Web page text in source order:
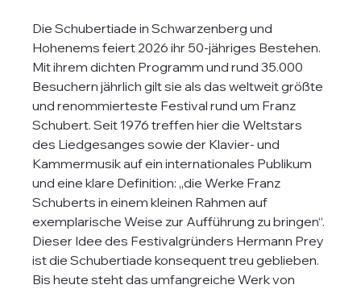
Die Schubertiade in Schwarzenberg und
Hohenems feiert 2026 ihr 50-jähriges Bestehen.
Mit ihrem dichten Programm und rund 35.000
Besuchern jährlich gilt sie als das weltweit größte
und renommierteste Festival rund um Franz
Schubert. Seit 1976 treffen hier die Weltstars
des Liedgesanges sowie der Klavier- und
Kammermusik auf ein internationales Publikum
und eine klare Definition: „die Werke Franz
Schuberts in einem kleinen Rahmen auf
exemplarische Weise zur Aufführung zu bringen“.
Dieser Idee des Festivalgründers Hermann Prey
ist die Schubertiade konsequent treu geblieben.
Bis heute steht das umfangreiche Werk von